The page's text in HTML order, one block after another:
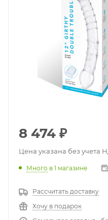
8 474 ₽
Цена указана без учета
Много в 1 магазине
Рассчитать доставку
Хочу в подарок